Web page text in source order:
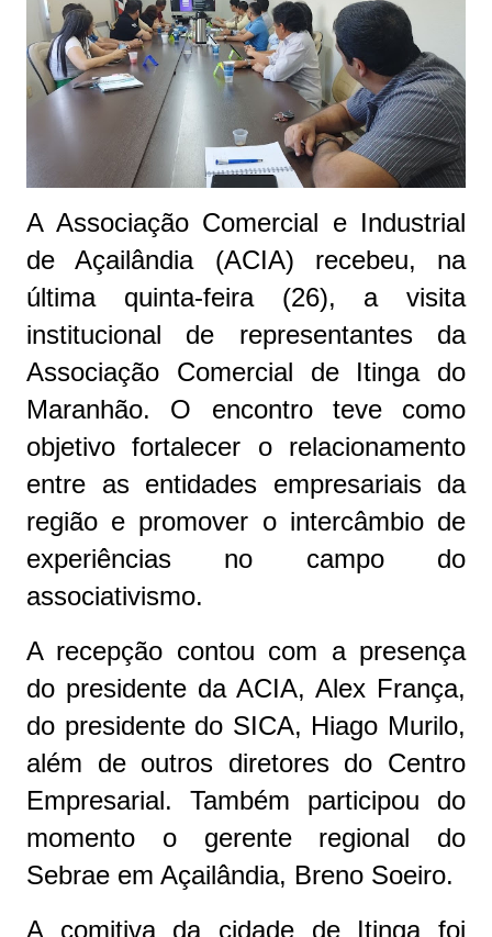
A Associação Comercial e Industrial
de Açailândia (ACIA) recebeu, na
última quinta-feira (26), a visita
institucional de representantes da
Associação Comercial de Itinga do
Maranhão. O encontro teve como
objetivo fortalecer o relacionamento
entre as entidades empresariais da
região e promover o intercâmbio de
experiências no campo do
associativismo.
A recepção contou com a presença
do presidente da ACIA, Alex França,
do presidente do SICA, Hiago Murilo,
além de outros diretores do Centro
Empresarial. Também participou do
momento o gerente regional do
Sebrae em Açailândia, Breno Soeiro.
A comitiva da cidade de Itinga foi